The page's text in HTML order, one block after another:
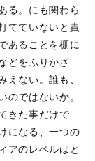
る。にも関わら
てていないと責
あることを棚に
どをふりかざ
えない。誰も、
のではないか。
きた事だけで
になる、一つの
アのレベルはと